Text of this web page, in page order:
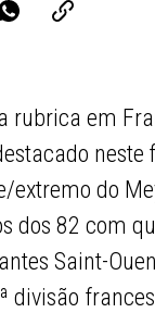
rubrica em
neste
extremo do
dos 82 com
Saint-
divisão